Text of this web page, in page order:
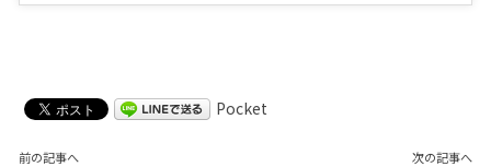
Pocket
前の記事へ 次の記事へ